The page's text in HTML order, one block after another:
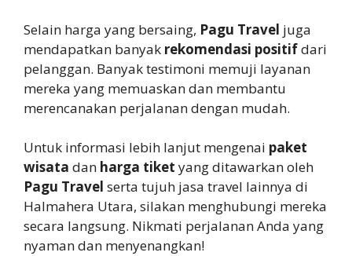
Selain harga yang bersaing, Pagu Travel juga
mendapatkan banyak rekomendasi positifdari
pelanggan. Banyak testimoni memuji layanan
mereka yang memuaskan dan membantu
merencanakan perjalanan dengan mudah.
Untuk informasi lebih lanjut mengenai paket
wisata dan harga tiket yang ditawarkan oleh
Pagu Travel serta tujuh jasa travel lainnya di
Halmahera Utara, silakan menghubungi mereka
secara langsung. Nikmati perjalanan Anda yang
nyaman dan menyenangkan!